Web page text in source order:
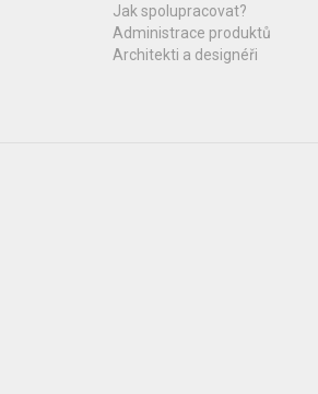
Jak spolupracovat?
Administrace produktů
Architekti a designéři